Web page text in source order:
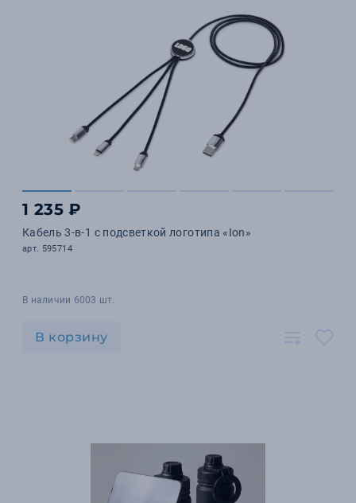
1 235 ₽
Кабель 3-в-1 с подсветкой логотипа «Ion»
арт. 595714
В наличии 6003 шт.
В корзину